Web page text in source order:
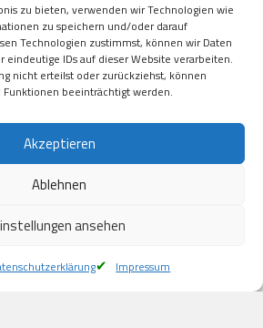
zu bieten, verwenden wir Technologien wie
zu speichern und/oder darauf
Technologien zustimmst, können wir Daten
eindeutige IDs auf dieser Website verarbeiten.
nicht erteilst oder zurückziehst, können
beeinträchtigt werden.
Akzeptieren
Ablehnen
ansehen
Impressum